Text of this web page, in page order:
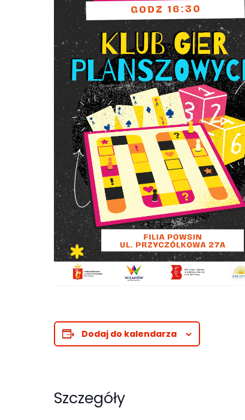
Dodaj do kalendarza
Szczegóły
opcjonalne. Są
one potrzebne
funkcjonowania
internetowej.
Statystyka
Abyśmy mogli
poprawić
funkcjonalność
i strukturę
internetowej,
na podstawie
internetowa